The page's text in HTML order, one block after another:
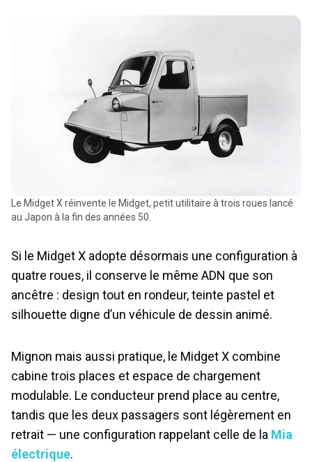
au Japon à la fin des années 50.
Si le Midget X adopte désormais une configuration à
quatre roues, il conserve le même ADN que son
ancêtre : design tout en rondeur, teinte pastel et
silhouette digne d’un véhicule de dessin animé.
Mignon mais aussi pratique, le Midget X combine
cabine trois places et espace de chargement
modulable. Le conducteur prend place au centre,
tandis que les deux passagers sont légèrement en
retrait — une configuration rappelant celle de la Mia
électrique.